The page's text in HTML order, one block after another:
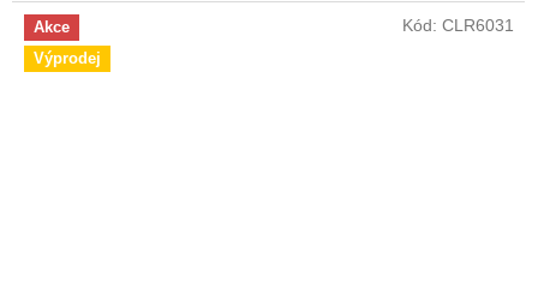
hvězdiček.
Akce
Výprodej
Kód: CLR6031